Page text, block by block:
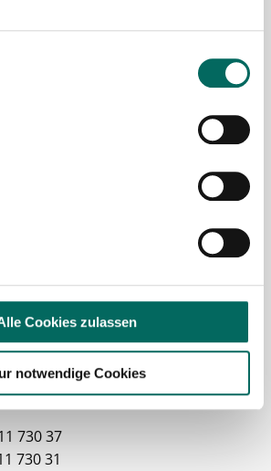
Cookies zulassen
notwendige Cookies
gerne bei der Suche nach einer
Stellenangeboten oder zum
Stellenanfrage
730 37
730 31